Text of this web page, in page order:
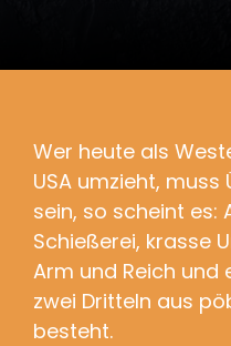
Wer heute als
USA umzieht,
sein, so scheint es:
Schießerei, krasse
Arm und Reich und
zwei Dritteln aus
besteht.